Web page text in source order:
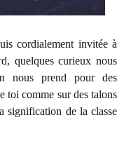
cordialement invitée à
quelques curieux nous
nous prend pour des
toi comme sur des talons
signification de la classe